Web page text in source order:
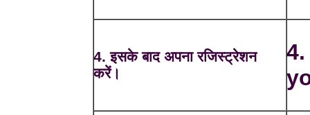
4. इसके बाद अपना रजिस्ट्रेशन
करें।